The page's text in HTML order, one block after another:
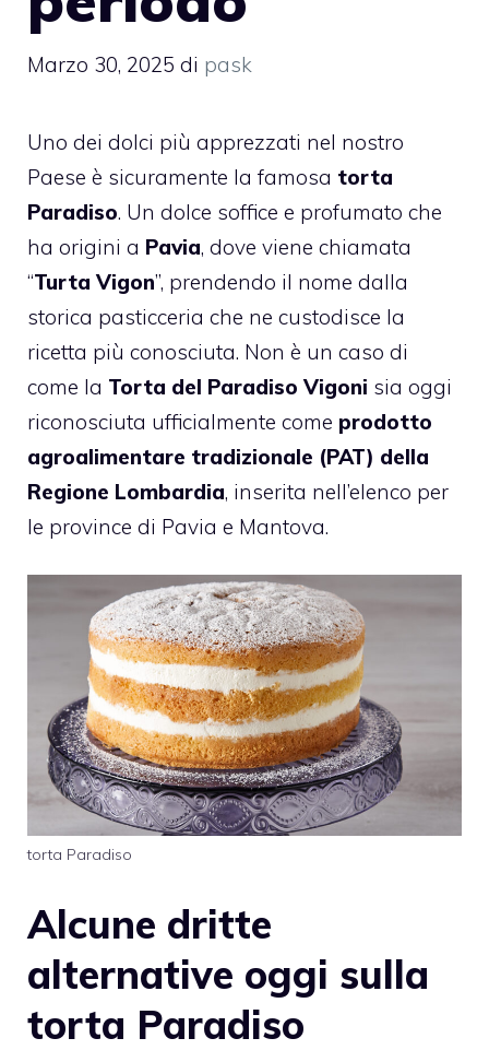
Marzo 30, 2025 di pask
Uno dei dolci più apprezzati nel nostro
Paese è sicuramente la famosa torta
Paradiso. Un dolce soffice e profumato che
ha origini a Pavia, dove viene chiamata
“Turta Vigon”, prendendo il nome dalla
storica pasticceria che ne custodisce la
ricetta più conosciuta. Non è un caso di
come la Torta del Paradiso Vigoni sia oggi
riconosciuta ufficialmente come prodotto
agroalimentare tradizionale (PAT) della
Regione Lombardia, inserita nell’elenco per
le province di Pavia e Mantova.
torta Paradiso
Alcune dritte
alternative oggi sulla
torta Paradiso